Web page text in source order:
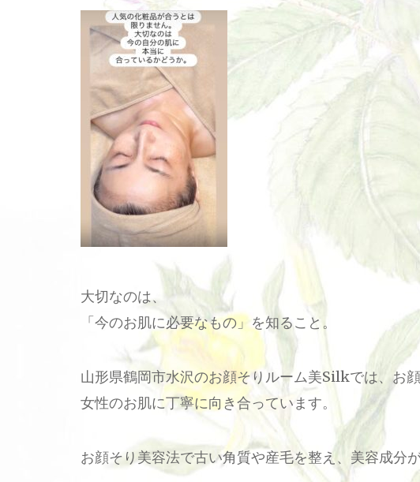
大切なのは、
「今のお肌に必要なもの」を知ること。
山形県鶴岡市水沢のお顔そりルーム美Silkでは、お
女性のお肌に丁寧に向き合っています。
お顔そり美容法で古い角質や産毛を整え、美容成分